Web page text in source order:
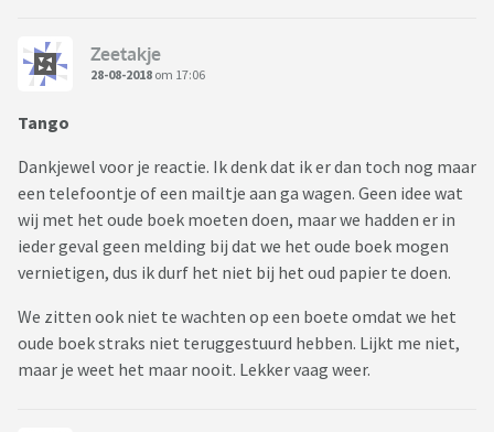
Zeetakje
28-08-2018 om 17:06
Tango
Dankjewel voor je reactie. Ik denk dat ik er dan toch nog maar
een telefoontje of een mailtje aan ga wagen. Geen idee wat
wij met het oude boek moeten doen, maar we hadden er in
ieder geval geen melding bij dat we het oude boek mogen
vernietigen, dus ik durf het niet bij het oud papier te doen.
We zitten ook niet te wachten op een boete omdat we het
oude boek straks niet teruggestuurd hebben. Lijkt me niet,
maar je weet het maar nooit. Lekker vaag weer.